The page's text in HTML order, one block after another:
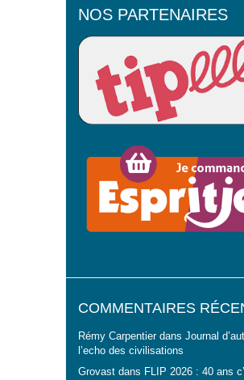
NOS PARTENAIRES
COMMENTAIRES
Rémy Carpentierdans Journal
l’echo des civilisations
Grovastdans FLIP 2026 : 40 ans